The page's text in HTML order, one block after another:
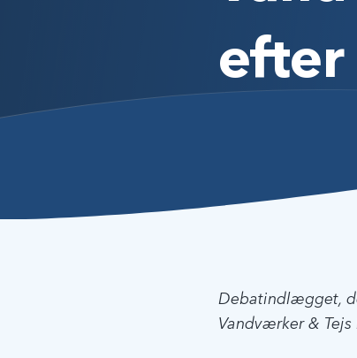
Debatindlægget,
Vandværker &